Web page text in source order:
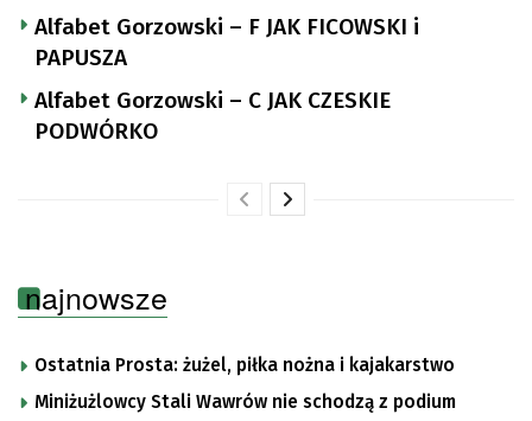
Alfabet Gorzowski – F JAK FICOWSKI i
PAPUSZA
Alfabet Gorzowski – C JAK CZESKIE
PODWÓRKO
najnowsze
Ostatnia Prosta: żużel, piłka nożna i kajakarstwo
Miniżużlowcy Stali Wawrów nie schodzą z podium